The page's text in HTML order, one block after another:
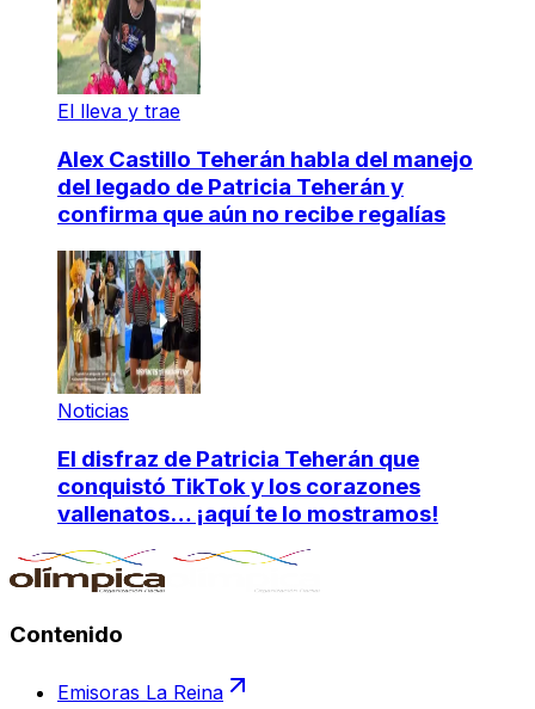
El lleva y trae
Alex Castillo Teherán habla del manejo
del legado de Patricia Teherán y
confirma que aún no recibe regalías
Noticias
El disfraz de Patricia Teherán que
conquistó TikTok y los corazones
vallenatos… ¡aquí te lo mostramos!
Contenido
Emisoras La Reina